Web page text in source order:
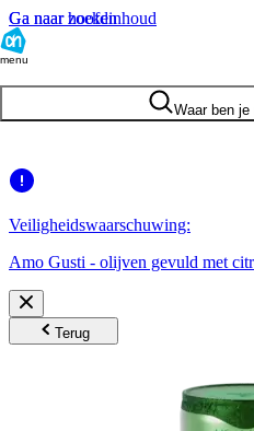
Ga naar hoofdinhoud
Ga naar zoeken
menu
Waar ben
Veiligheidswaarschuwing:
Amo Gusti - olijven gevuld met
Terug